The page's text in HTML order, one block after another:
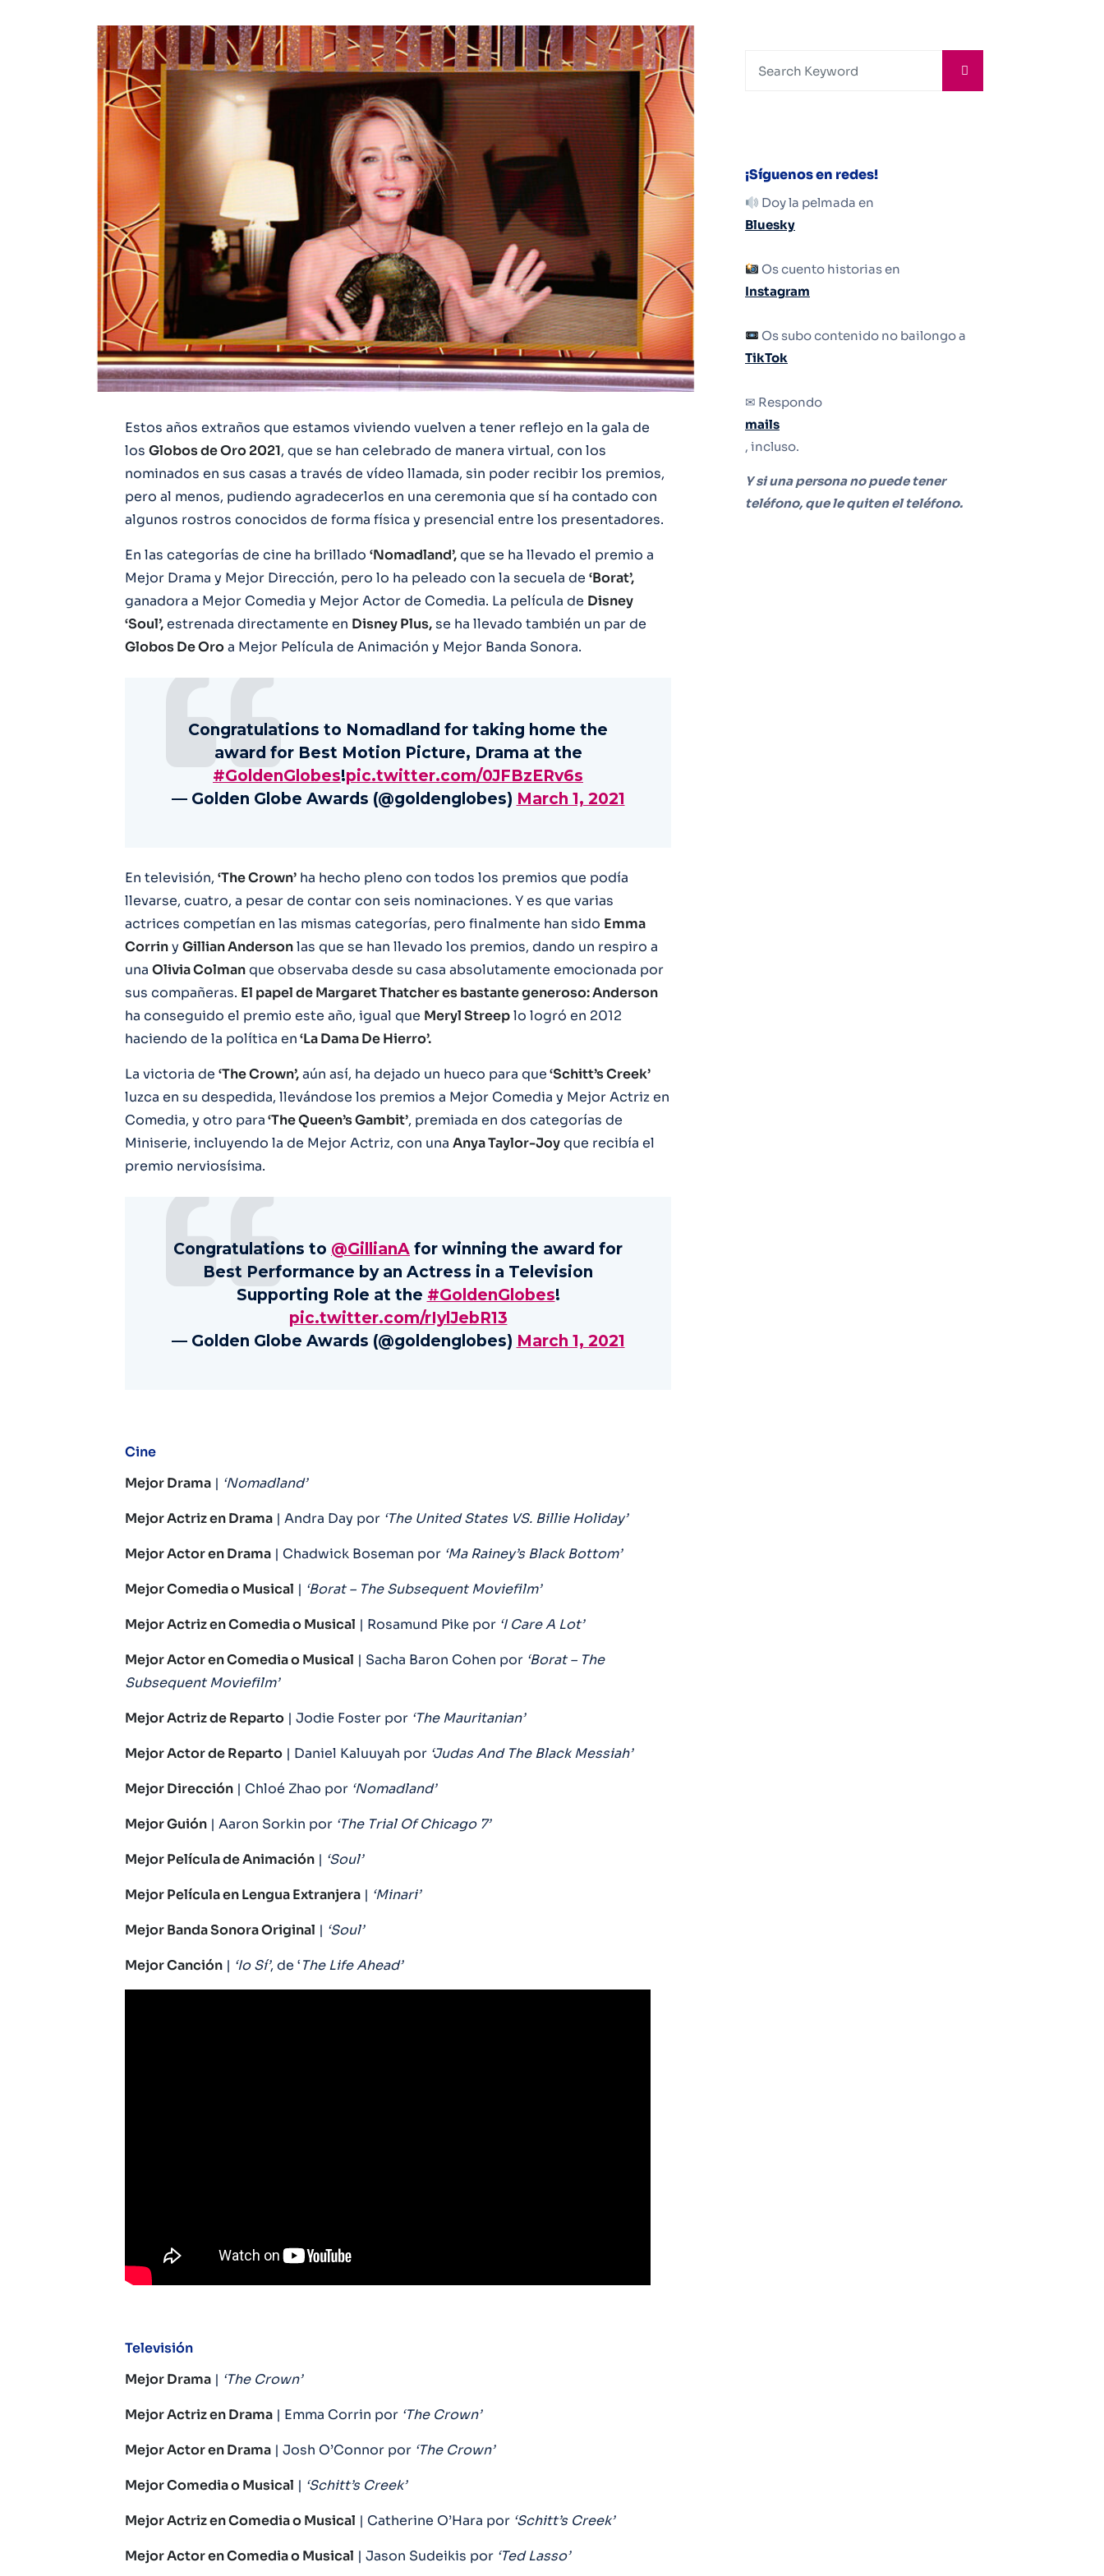
Estos años extraños que estamos viviendo vuelven a tener reflejo en la gala de
los Globos de Oro 2021, que se han celebrado de manera virtual, con los
nominados en sus casas a través de vídeo llamada, sin poder recibir los premios,
pero al menos, pudiendo agradecerlos en una ceremonia que sí ha contado con
algunos rostros conocidos de forma física y presencial entre los presentadores.
En las categorías de cine ha brillado ‘Nomadland’,que se ha llevado el premio a
Mejor Drama y Mejor Dirección, pero lo ha peleado con la secuela de ‘Borat’,
ganadora a Mejor Comedia y Mejor Actor de Comedia. La película de Disney
‘Soul’,estrenada directamente en Disney Plus,se ha llevado también un par de
Globos De Oroa Mejor Película de Animación y Mejor Banda Sonora.
Congratulations to Nomadland for taking home the
award for Best Motion Picture, Drama at the
#GoldenGlobes!pic.twitter.com/0JFBzERv6s
— Golden Globe Awards (@goldenglobes) March 1, 2021
En televisión, ‘The Crown’ ha hecho pleno con todos los premios que podía
llevarse, cuatro, a pesar de contar con seis nominaciones. Y es que varias
actrices competían en las mismas categorías, pero finalmente han sido Emma
Corriny Gillian Andersonlas que se han llevado los premios, dando un respiro a
una Olivia Colmanque observaba desde su casa absolutamente emocionada por
sus compañeras. El papel de Margaret Thatcher es bastante generoso: Anderson
ha conseguido el premio este año, igual que Meryl Streeplo logró en 2012
haciendo de la política en‘La Dama De Hierro’.
La victoria de ‘The Crown’,aún así, ha dejado un hueco para que‘Schitt’s Creek’
luzca en su despedida, llevándose los premios a Mejor Comedia y Mejor Actriz en
Comedia, y otro para‘The Queen’s Gambit’, premiada en dos categorías de
Miniserie, incluyendo la de Mejor Actriz, con una Anya Taylor-Joyque recibía el
premio nerviosísima.
Congratulations to @GillianA for winning the award for
Best Performance by an Actress in a Television
Supporting Role at the #GoldenGlobes!
pic.twitter.com/rIylJebR13
— Golden Globe Awards (@goldenglobes) March 1, 2021
Cine
Mejor Drama | ‘Nomadland’
Mejor Actriz en Drama | Andra Day por ‘The United States VS. Billie Holiday’
Mejor Actor en Drama | Chadwick Boseman por ‘Ma Rainey’s Black Bottom’
Mejor Comedia o Musical | ‘Borat – The Subsequent Moviefilm’
Mejor Actriz en Comedia o Musical | Rosamund Pike por ‘I Care A Lot’
Mejor Actor en Comedia o Musical | Sacha Baron Cohen por ‘Borat – The
Subsequent Moviefilm’
Mejor Actriz de Reparto | Jodie Foster por ‘The Mauritanian’
Mejor Actor de Reparto | Daniel Kaluuyah por ‘Judas And The Black Messiah’
Mejor Dirección | Chloé Zhao por ‘Nomadland’
Mejor Guión | Aaron Sorkin por ‘The Trial Of Chicago 7’
Mejor Película de Animación | ‘Soul’
Mejor Película en Lengua Extranjera | ‘Minari’
Mejor Banda Sonora Original | ‘Soul’
Mejor Canción | ‘Io Sí’, de ‘The Life Ahead’
Televisión
Mejor Drama | ‘The Crown’
Mejor Actriz en Drama | Emma Corrin por ‘The Crown’
Mejor Actor en Drama | Josh O’Connor por ‘The Crown’
Mejor Comedia o Musical | ‘Schitt’s Creek’
Mejor Actriz en Comedia o Musical | Catherine O’Hara por ‘Schitt’s Creek’
Mejor Actor en Comedia o Musical | Jason Sudeikis por ‘Ted Lasso’
¡Síguenos en redes!
Doy la pelmada en
Bluesky
Os cuento historias en
Instagram
Os subo contenido no bailongo a
TikTok
✉ Respondo
mails
, incluso.
Y si una persona no puede tener
teléfono, que le quiten el teléfono.